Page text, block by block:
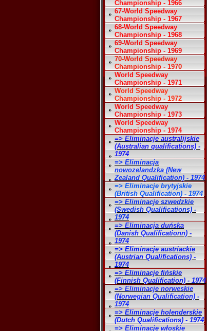
Championship - 1966
67-World Speedway
Championship - 1967
68-World Speedway
Championship - 1968
69-World Speedway
Championship - 1969
70-World Speedway
Championship - 1970
World Speedway
Championship - 1971
World Speedway
Championship - 1972
World Speedway
Championship - 1973
World Speedway
Championship - 1974
=> Eliminacje australijskie
(Australian qualifications) -
1974
=> Eliminacja
nowozelandzka (New
Zealand Qualification) - 1974
=> Eliminacje brytyjskie
(British Qualification) - 1974
=> Eliminacje szwedzkie
(Swedish Qualifications) -
1974
=> Eliminacja duńska
(Danish Qualificationn) -
1974
=> Eliminacje austriackie
(Austrian Qualifications) -
1974
=> Eliminacje fińskie
(Finnish Qualification) - 1974
=> Eliminacje norweskie
(Norwegian Qualification) -
1974
=> Eliminacje holenderskie
(Dutch Qualifications) - 1974
=> Eliminacje włoskie